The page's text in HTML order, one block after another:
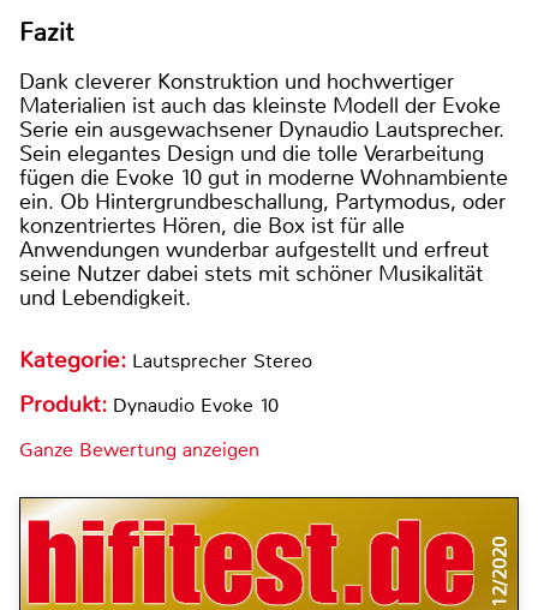
Fazit
Dank cleverer Konstruktion und hochwertiger
Materialien ist auch das kleinste Modell der Evoke
Serie ein ausgewachsener Dynaudio Lautsprecher.
Sein elegantes Design und die tolle Verarbeitung
fügen die Evoke 10 gut in moderne Wohnambiente
ein. Ob Hintergrundbeschallung, Partymodus, oder
konzentriertes Hören, die Box ist für alle
Anwendungen wunderbar aufgestellt und erfreut
seine Nutzer dabei stets mit schöner Musikalität
und Lebendigkeit.
Kategorie: Lautsprecher Stereo
Produkt: Dynaudio Evoke 10
Ganze Bewertung anzeigen
12/2020